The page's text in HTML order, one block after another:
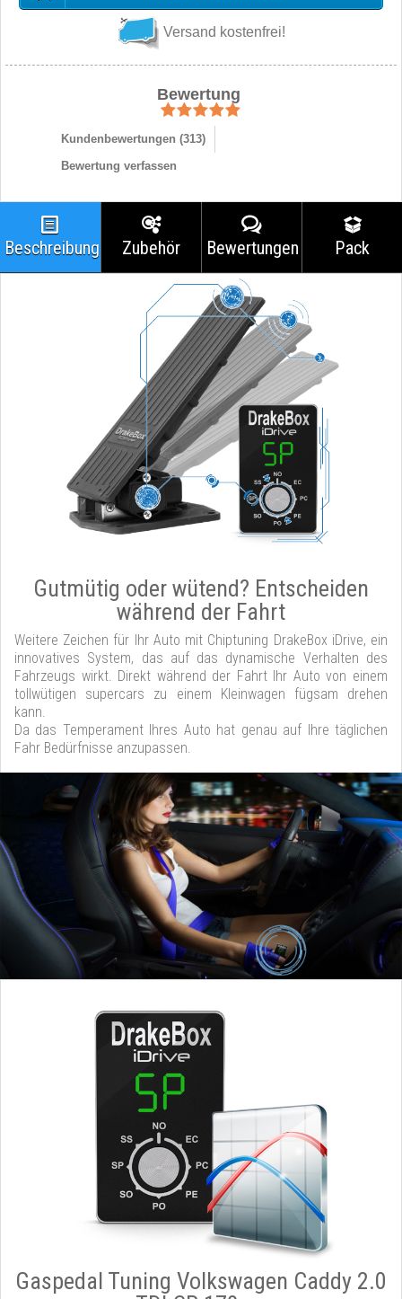
Versand kostenfrei!
Bewertung
Kundenbewertungen (313)
Bewertung verfassen
Beschreibung Zubehör Bewertungen Pack
Gutmütig oder wütend? Entscheiden
während der Fahrt
Weitere Zeichen für Ihr Auto mit Chiptuning DrakeBox iDrive, ein
innovatives System, das auf das dynamische Verhalten des
Fahrzeugs wirkt. Direkt während der Fahrt Ihr Auto von einem
tollwütigen supercars zu einem Kleinwagen fügsam drehen
kann.
Da das Temperament Ihres Auto hat genau auf Ihre täglichen
Fahr Bedürfnisse anzupassen.
Gaspedal Tuning Volkswagen Caddy 2.0